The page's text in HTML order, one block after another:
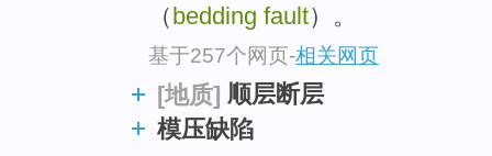
（ bedding fault）。
基于257个网页-相关网页
[地质] 顺层断层
模压缺陷